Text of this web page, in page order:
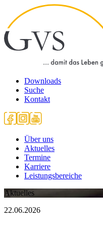
Downloads
Suche
Kontakt
Über uns
Aktuelles
Termine
Karriere
Leistungsbereiche
Aktuelles
22.06.2026